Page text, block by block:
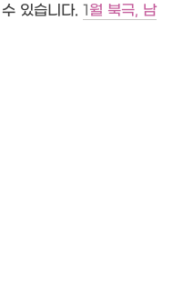
있습니다. 1월 북극, 남